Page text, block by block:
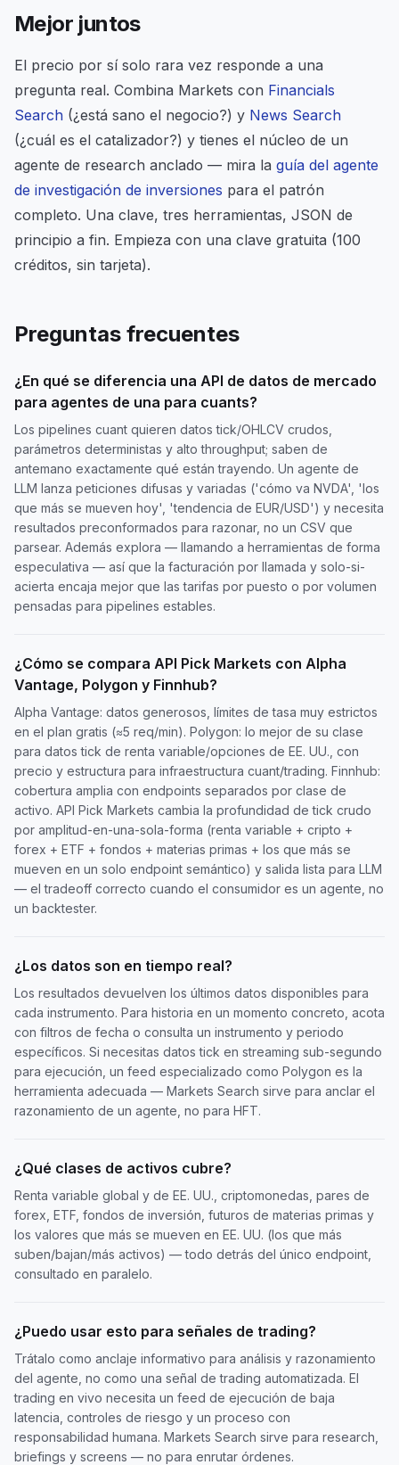
Mejor juntos
El precio por sí solo rara vez responde a una
pregunta real. Combina Markets con Financials
Search (¿está sano el negocio?) y News Search
(¿cuál es el catalizador?) y tienes el núcleo de un
agente de research anclado — mira la guía del agente
de investigación de inversiones para el patrón
completo. Una clave, tres herramientas, JSON de
principio a fin. Empieza con una clave gratuita (100
créditos, sin tarjeta).
Preguntas frecuentes
¿En qué se diferencia una API de datos de mercado
para agentes de una para cuants?
Los pipelines cuant quieren datos tick/OHLCV crudos,
parámetros deterministas y alto throughput; saben de
antemano exactamente qué están trayendo. Un agente de
LLM lanza peticiones difusas y variadas ('cómo va NVDA', 'los
que más se mueven hoy', 'tendencia de EUR/USD') y necesita
resultados preconformados para razonar, no un CSV que
parsear. Además explora — llamando a herramientas de forma
especulativa — así que la facturación por llamada y solo-si-
acierta encaja mejor que las tarifas por puesto o por volumen
pensadas para pipelines estables.
¿Cómo se compara API Pick Markets con Alpha
Vantage, Polygon y Finnhub?
Alpha Vantage: datos generosos, límites de tasa muy estrictos
en el plan gratis (≈5 req/min). Polygon: lo mejor de su clase
para datos tick de renta variable/opciones de EE. UU., con
precio y estructura para infraestructura cuant/trading. Finnhub:
cobertura amplia con endpoints separados por clase de
activo. API Pick Markets cambia la profundidad de tick crudo
por amplitud-en-una-sola-forma (renta variable + cripto +
forex + ETF + fondos + materias primas + los que más se
mueven en un solo endpoint semántico) y salida lista para LLM
— el tradeoff correcto cuando el consumidor es un agente, no
un backtester.
¿Los datos son en tiempo real?
Los resultados devuelven los últimos datos disponibles para
cada instrumento. Para historia en un momento concreto, acota
con filtros de fecha o consulta un instrumento y periodo
específicos. Si necesitas datos tick en streaming sub-segundo
para ejecución, un feed especializado como Polygon es la
herramienta adecuada — Markets Search sirve para anclar el
razonamiento de un agente, no para HFT.
¿Qué clases de activos cubre?
Renta variable global y de EE. UU., criptomonedas, pares de
forex, ETF, fondos de inversión, futuros de materias primas y
los valores que más se mueven en EE. UU. (los que más
suben/bajan/más activos) — todo detrás del único endpoint,
consultado en paralelo.
¿Puedo usar esto para señales de trading?
Trátalo como anclaje informativo para análisis y razonamiento
del agente, no como una señal de trading automatizada. El
trading en vivo necesita un feed de ejecución de baja
latencia, controles de riesgo y un proceso con
responsabilidad humana. Markets Search sirve para research,
briefings y screens — no para enrutar órdenes.